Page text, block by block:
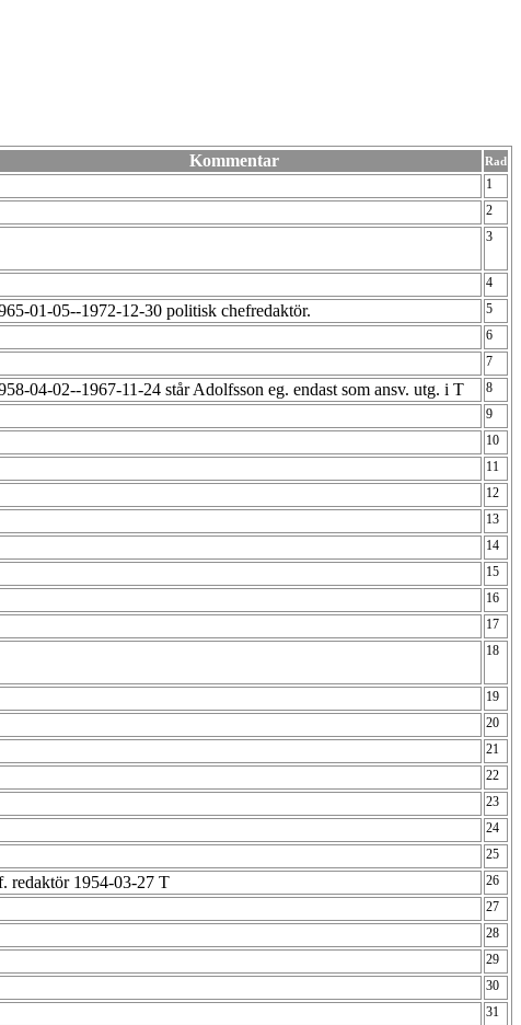
Kommentar Rad
1
2
3
4
01-05--1972-12-30 politisk chefredaktör. 5
6
7
04-02--1967-11-24 står Adolfsson eg. endast som ansv. utg. i T 8
9
10
11
12
13
14
15
16
17
18
19
20
21
22
23
24
25
redaktör 1954-03-27 T 26
27
28
29
30
31